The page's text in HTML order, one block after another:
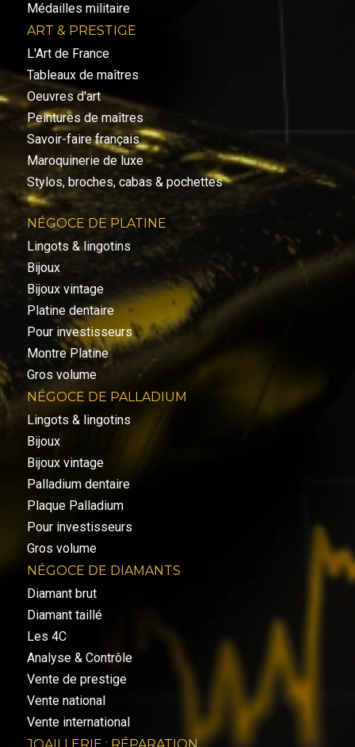
Médailles militaire
ART & PRESTIGE
L'Art de France
Tableaux de maîtres
Oeuvres d'art
Peintures de maîtres
Savoir-faire français
Maroquinerie de luxe
Stylos, broches, cabas & pochettes
NÉGOCE DE PLATINE
Lingots & lingotins
Bijoux
Bijoux vintage
Platine dentaire
Pour investisseurs
Montre Platine
Gros volume
NÉGOCE DE PALLADIUM
Lingots & lingotins
Bijoux
Bijoux vintage
Palladium dentaire
Plaque Palladium
Pour investisseurs
Gros volume
NÉGOCE DE DIAMANTS
Diamant brut
Diamant taillé
Les 4C
Analyse & Contrôle
Vente de prestige
Vente national
Vente international